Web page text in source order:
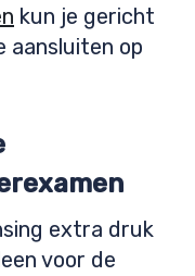
kun je gericht
aansluiten op
extra druk
voor de